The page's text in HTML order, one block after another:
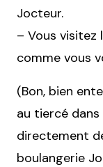
Jocteur.
– Vous visitez
comme vous
(Bon, bien
au tiercé
directement
boulangerie